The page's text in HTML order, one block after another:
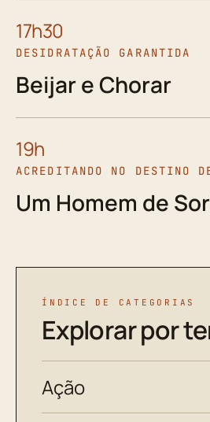
17h30
DESIDRATAÇÃO GARANTIDA
Beijar e Chorar
19h
ACREDITANDO NO DESTINO
Um Homem de
ÍNDICE DE CATEGORIAS
Explorar por
Ação